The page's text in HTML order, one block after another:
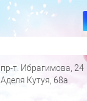
пр-т. Ибрагимова, 24
Аделя Кутуя, 68а